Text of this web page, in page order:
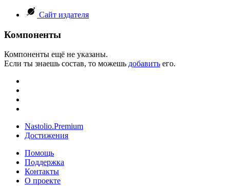
Сайт издателя
Компоненты
Компоненты ещё не указаны.
Если ты знаешь состав, то можешь добавить его.
Nastolio.Premium
Достижения
Помощь
Поддержка
Контакты
О проекте